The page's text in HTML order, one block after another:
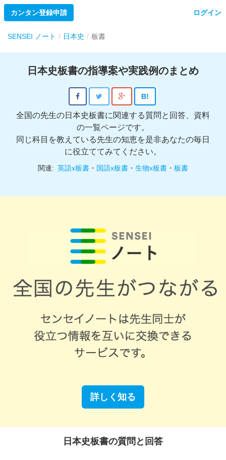
カンタン登録申請 ログイン
SENSEI ノート 日本史 板書
日本史板書の指導案や実践例のまとめ
B!
全国の先生の日本史板書に関連する質問と回答、資料
の一覧ページです。
同じ科目を教えている先生の知恵を是非あなたの毎日
に役立ててみてください。
関連: 英語x板書 ・ 国語x板書 ・ 生物x板書 ・ 板書
詳しく知る
日本史板書の質問と回答